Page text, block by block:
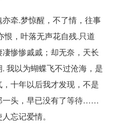
牵.梦惊醒，不了情，往事
恨，叶落无声花自残.只道
惨惨戚戚；却无奈，天长
我以为蝴蝶飞不过沧海，是
十年以后我才发现，不是
一头，早已没有了等待……
忘记爱情。